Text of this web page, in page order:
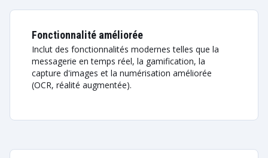
Fonctionnalité améliorée
Inclut des fonctionnalités modernes telles que la
messagerie en temps réel, la gamification, la
capture d'images et la numérisation améliorée
(OCR, réalité augmentée).